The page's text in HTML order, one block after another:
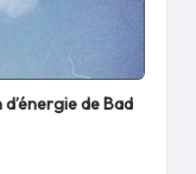
de Bad